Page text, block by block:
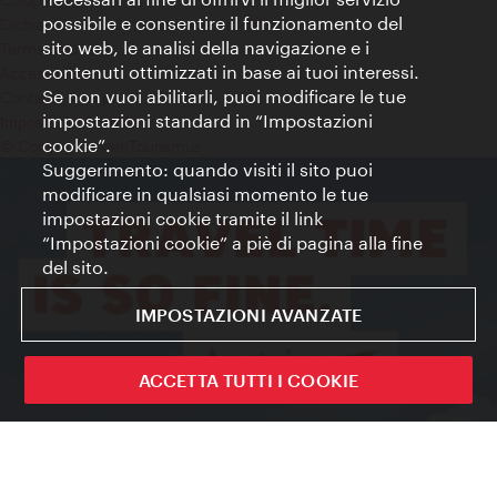
Dichiarazione sulla protezione dei dati
Terms of Use
Accessibilità
Contatto stampa
Impostazioni cookie
© Copyright WienTourismus
possibile e consentire il funzionamento del
sito web, le analisi della navigazione e i
contenuti ottimizzati in base ai tuoi interessi.
Se non vuoi abilitarli, puoi modificare le tue
impostazioni standard in “Impostazioni
cookie”.
Suggerimento: quando visiti il sito puoi
modificare in qualsiasi momento le tue
impostazioni cookie tramite il link
“Impostazioni cookie” a piè di pagina alla fine
del sito.
IMPOSTAZIONI AVANZATE
ACCETTA TUTTI I COOKIE